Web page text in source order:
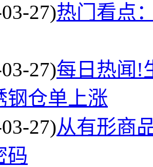
27)热门看点
27)每日热闻!
钢仓单上涨
27)从有形商
码